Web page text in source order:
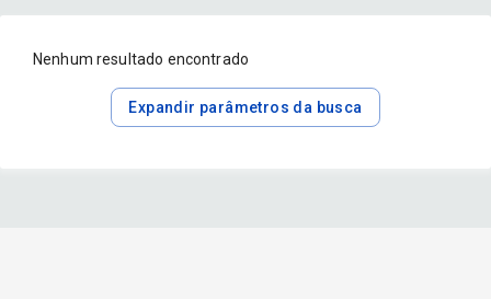
Nenhum resultado encontrado
Expandir parâmetros da busca